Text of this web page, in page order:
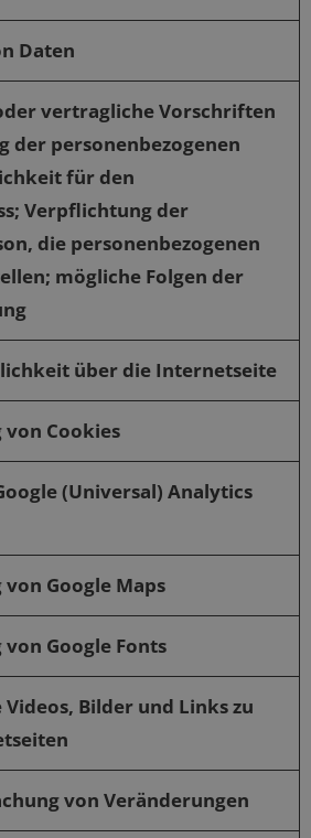
Daten
vertragliche Vorschriften
der personenbezogenen
für den
Verpflichtung der
die personenbezogenen
mögliche Folgen der
über die Internetseite
von Cookies
(Universal) Analytics
Google Maps
Google Fonts
Bilder und Links zu
von Veränderungen